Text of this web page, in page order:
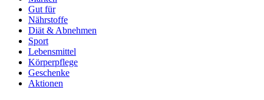
Gut für
Nährstoffe
Diät & Abnehmen
Sport
Lebensmittel
Körperpflege
Geschenke
Aktionen